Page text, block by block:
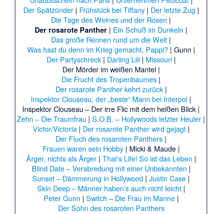
Der Spätzünder| Frühstück bei Tiffany| Der letzte Zug |
Die Tage des Weines und der Rosen |
Der rosarote Panther | Ein Schuß im Dunkeln |
Das große Rennen rund um die Welt |
Was hast du denn im Krieg gemacht, Pappi?| Gunn |
Der Partyschreck| Darling Lili| Missouri|
Der Mörder im weißen Mantel|
Die Frucht des Tropenbaumes |
Der rosarote Panther kehrt zurück|
Inspektor Clouseau, der „beste“ Mann bei Interpol |
Inspektor Clouseau – Der irre Flic mit dem heißen Blick |
Zehn – Die Traumfrau | S.O.B. – Hollywoods letzter Heuler |
Victor/Victoria| Der rosarote Panther wird gejagt|
Der Fluch des rosaroten Panthers |
Frauen waren sein Hobby| Micki & Maude|
Ärger, nichts als Ärger| That’s Life! So ist das Leben |
Blind Date – Verabredung mit einer Unbekannten |
Sunset – Dämmerung in Hollywood | Justin Case |
Skin Deep – Männer haben’s auch nicht leicht|
Peter Gunn | Switch – Die Frau im Manne|
Der Sohn des rosaroten Panthers